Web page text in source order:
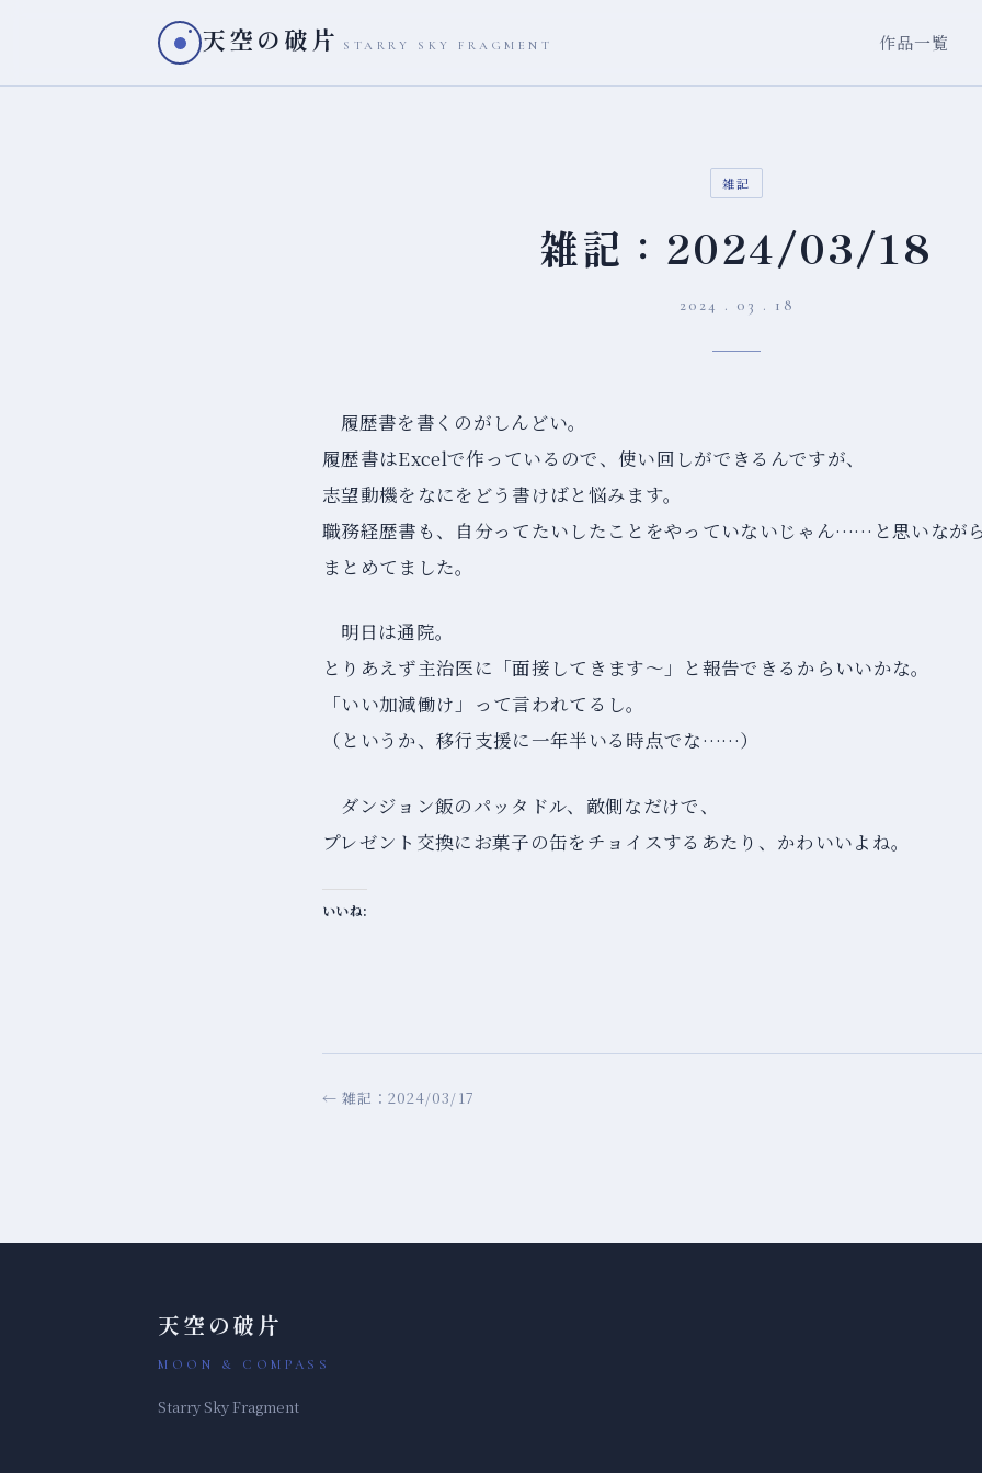
天空の破片 STARRY SKY FRAGMENT 作品一覧
雑記
雑記：2024/03/18
2024 . 03 . 18
履歴書を書くのがしんどい。
履歴書はExcelで作っているので、使い回しができるんですが、
志望動機をなにをどう書けばと悩みます。
職務経歴書も、自分ってたいしたことをやっていないじゃん……と思いなが
まとめてました。
明日は通院。
とりあえず主治医に「面接してきます～」と報告できるからいいかな。
「いい加減働け」って言われてるし。
（というか、移行支援に一年半いる時点でな……）
ダンジョン飯のパッタドル、敵側なだけで、
プレゼント交換にお菓子の缶をチョイスするあたり、かわいいよね。
いいね:
← 雑記：2024/03/17
天空の破片
MOON & COMPASS
Starry Sky Fragment